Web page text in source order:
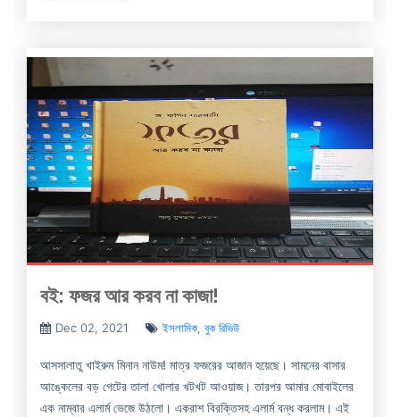
বই: ফজর আর করব না কাজা!
Dec 02, 2021 ইসলামিক, বুক রিভিউ
আসসালাতু খাইরুম মিনান নাউম! মাত্র ফজরের আজান হয়েছে। সামনের বাসার
আঙ্কেলের বড় গেটের তালা খোলার খটখট আওয়াজ। তারপর আমার মোবাইলের
এক নাম্বার এলার্ম ভেজে উঠলো। একরাশ বিরক্তিসহ এলার্ম বন্ধ করলাম। এই